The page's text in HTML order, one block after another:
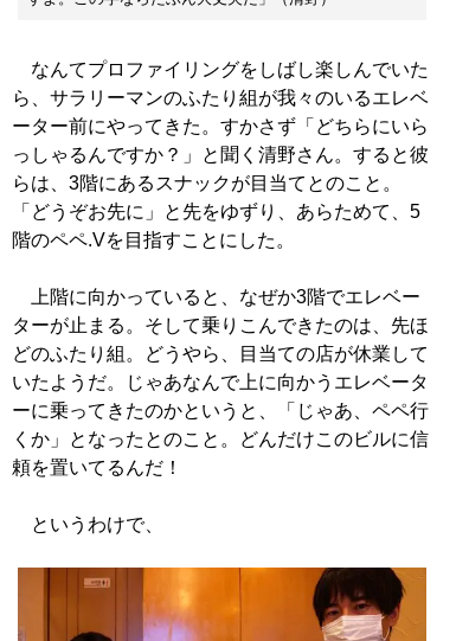
なんてプロファイリングをしばし楽しんでいた
ら、サラリーマンのふたり組が我々のいるエレベ
ーター前にやってきた。すかさず「どちらにいら
っしゃるんですか？」と聞く清野さん。すると彼
らは、3階にあるスナックが目当てとのこと。
「どうぞお先に」と先をゆずり、あらためて、5
階のペペ.Vを目指すことにした。
上階に向かっていると、なぜか3階でエレベー
ターが止まる。そして乗りこんできたのは、先ほ
どのふたり組。どうやら、目当ての店が休業して
いたようだ。じゃあなんで上に向かうエレベータ
ーに乗ってきたのかというと、「じゃあ、ペペ行
くか」となったとのこと。どんだけこのビルに信
頼を置いてるんだ！
というわけで、